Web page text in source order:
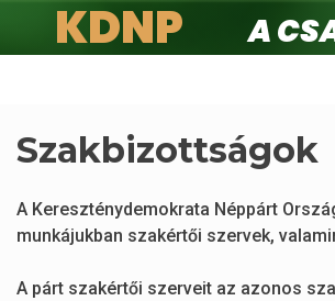
KDNP
A családokért.
Szakbizottságok
A Kereszténydemokrata Néppárt
munkájukban szakértői szervek,
A párt szakértői szerveit az azonos